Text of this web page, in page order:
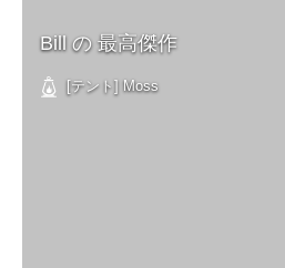
Bill の 最高傑作
[テント] Moss